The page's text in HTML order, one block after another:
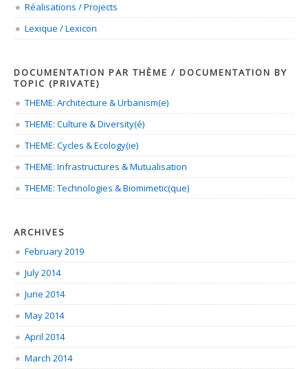
Réalisations / Projects
Lexique / Lexicon
DOCUMENTATION PAR THÈME / DOCUMENTATION BY
TOPIC (PRIVATE)
THEME: Architecture & Urbanism(e)
THEME: Culture & Diversity(é)
THEME: Cycles & Ecology(ie)
THEME: Infrastructures & Mutualisation
THEME: Technologies & Biomimetic(que)
ARCHIVES
February 2019
July 2014
June 2014
May 2014
April 2014
March 2014